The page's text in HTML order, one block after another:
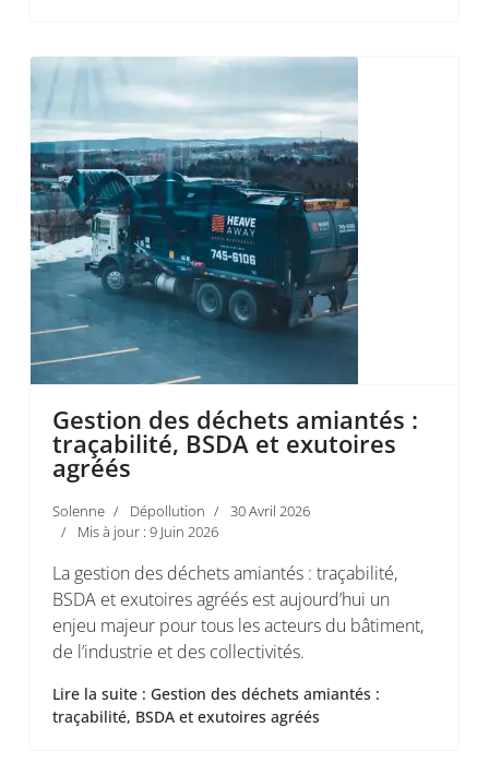
Gestion des déchets amiantés :
traçabilité, BSDA et exutoires
agréés
Solenne Dépollution
30 Avril 2026
Mis à jour : 9 Juin 2026
La gestion des déchets amiantés : traçabilité,
BSDA et exutoires agréés est aujourd’hui un
enjeu majeur pour tous les acteurs du bâtiment,
de l’industrie et des collectivités.
Lire la suite : Gestion des déchets amiantés :
traçabilité, BSDA et exutoires agréés